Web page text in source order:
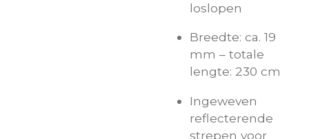
loslopen
Breedte: ca. 19
mm – totale
lengte: 230 cm
Ingeweven
reflecterende
strepen voor